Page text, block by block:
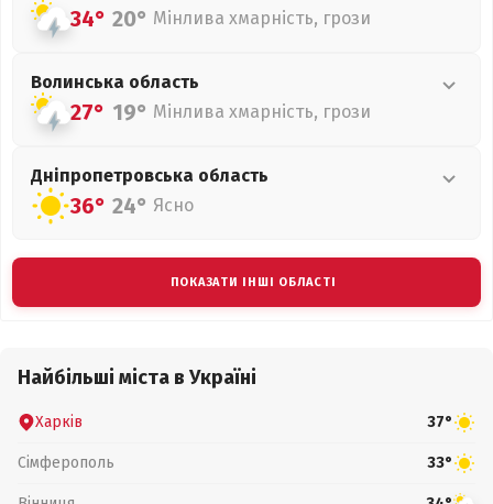
34° 20° Мінлива хмарність, грози
Волинська область
27° 19° Мінлива хмарність, грози
Дніпропетровська область
36° 24° Ясно
ПОКАЗАТИ ІНШІ ОБЛАСТІ
Найбільші міста в Україні
Харків 37°
Сімферополь 33°